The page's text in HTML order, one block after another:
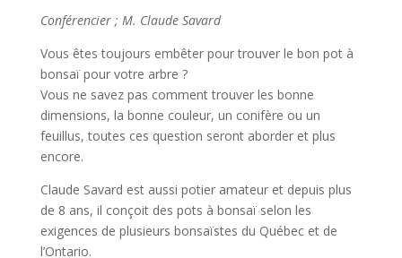
Conférencier ; M. Claude Savard
Vous êtes toujours embêter pour trouver le bon pot à
bonsaï pour votre arbre ?
Vous ne savez pas comment trouver les bonne
dimensions, la bonne couleur, un conifère ou un
feuillus, toutes ces question seront aborder et plus
encore.
Claude Savard est aussi potier amateur et depuis plus
de 8 ans, il conçoit des pots à bonsaï selon les
exigences de plusieurs bonsaïstes du Québec et de
l’Ontario.